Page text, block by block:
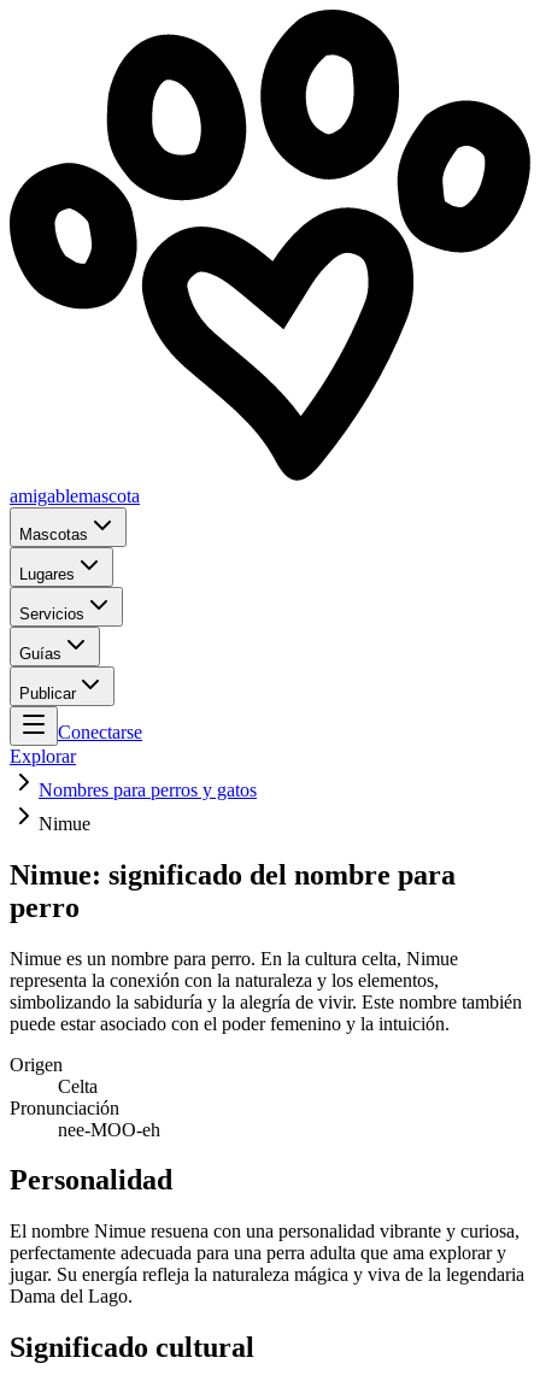
amigablemascota
Mascotas
Lugares
Servicios
Guías
Publicar
Conectarse
Explorar
Nombres para perros y gatos
Nimue
Nimue: significado del nombre para
perro
Nimue es un nombre para perro. En la cultura celta, Nimue
representa la conexión con la naturaleza y los elementos,
simbolizando la sabiduría y la alegría de vivir. Este nombre también
puede estar asociado con el poder femenino y la intuición.
Origen
Celta
Pronunciación
nee-MOO-eh
Personalidad
El nombre Nimue resuena con una personalidad vibrante y curiosa,
perfectamente adecuada para una perra adulta que ama explorar y
jugar. Su energía refleja la naturaleza mágica y viva de la legendaria
Dama del Lago.
Significado cultural